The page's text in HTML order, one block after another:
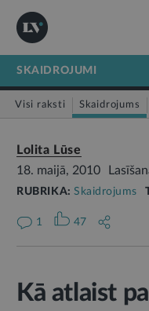
SKAIDROJUMI
Visi raksti Skaidrojums
Lolita Lūse
18. maijā, 2010
RUBRIKA:Skaidrojums
1 47
Kā atlaist